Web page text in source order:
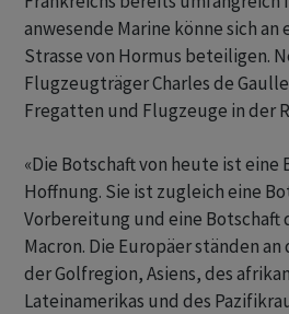
anwesende Marine könne sich an
Strasse von Hormus beteiligen.
Flugzeugträger Charles de
Fregatten und Flugzeuge in der
«Die Botschaft von heute ist eine
Hoffnung. Sie ist zugleich eine
Vorbereitung und eine Botschaft
Macron. Die Europäer ständen
der Golfregion, Asiens, des
Lateinamerikas und des